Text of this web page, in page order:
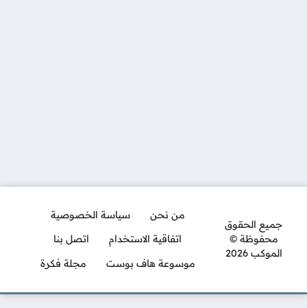
جميع الحقوق
محفوظة ©
الموكب 2026
من نحن
سياسة الخصوصية
اتفاقية الاستخدام
اتصل بنا
موسوعة هاف بوست
مجلة فكرة